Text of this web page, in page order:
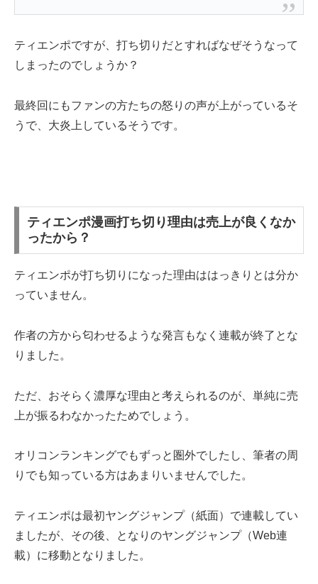
ティエンポですが、打ち切りだとすればなぜそうなって
しまったのでしょうか？
最終回にもファンの方たちの怒りの声が上がっているそ
うで、大炎上しているそうです。
ティエンポ漫画打ち切り理由は売上が良くなか
ったから？
ティエンポが打ち切りになった理由ははっきりとは分か
っていません。
作者の方から匂わせるような発言もなく連載が終了とな
りました。
ただ、おそらく濃厚な理由と考えられるのが、単純に売
上が振るわなかったためでしょう。
オリコンランキングでもずっと圏外でしたし、筆者の周
りでも知っている方はあまりいませんでした。
ティエンポは最初ヤングジャンプ（紙面）で連載してい
ましたが、その後、となりのヤングジャンプ（Web連
載）に移動となりました。